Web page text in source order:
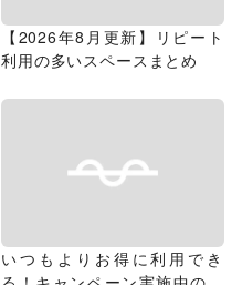
【2026年8月更新】リピート
利用の多いスペースまとめ
いつもよりお得に利用でき